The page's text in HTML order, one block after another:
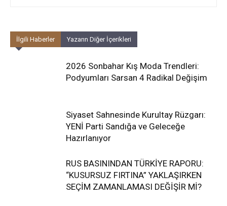
İlgili Haberler Yazarın Diğer İçerikleri
2026 Sonbahar Kış Moda Trendleri:
Podyumları Sarsan 4 Radikal Değişim
Siyaset Sahnesinde Kurultay Rüzgarı:
YENİ Parti Sandığa ve Geleceğe
Hazırlanıyor
RUS BASININDAN TÜRKİYE RAPORU:
“KUSURSUZ FIRTINA” YAKLAŞIRKEN
SEÇİM ZAMANLAMASI DEĞİŞİR Mİ?